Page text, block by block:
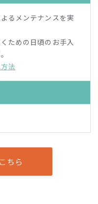
るメンテナンスを実
ための日頃のお手入
法
ちら